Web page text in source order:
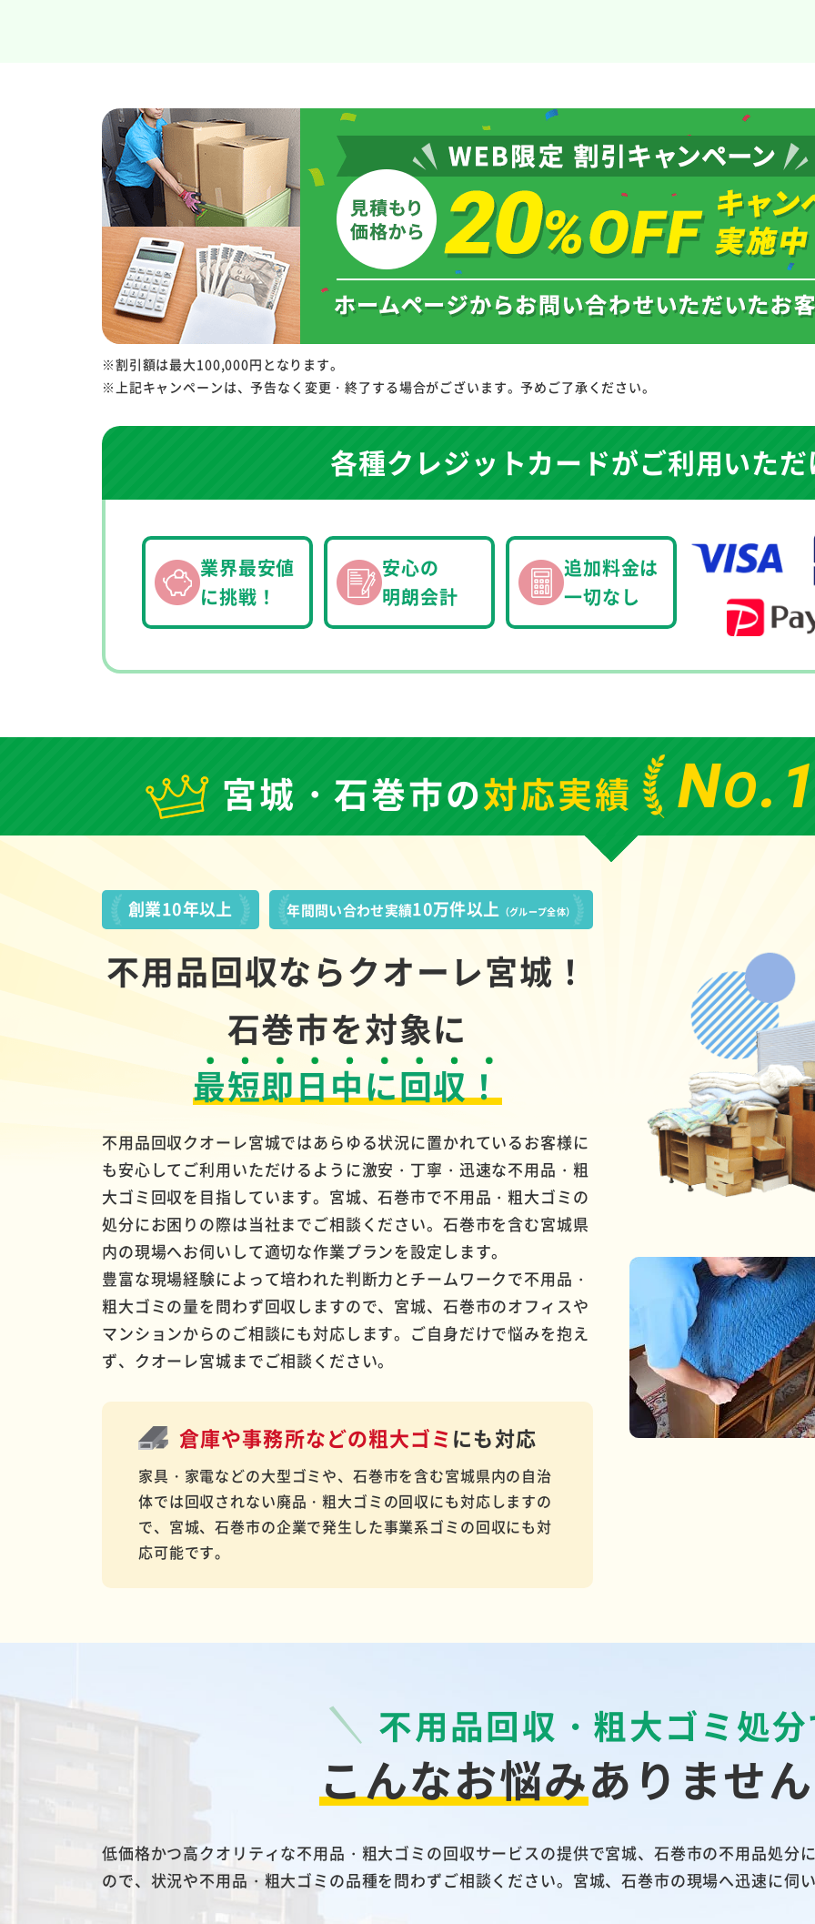
※割引額は最大100,000円となります。
※上記キャンペーンは、予告なく変更・終了する場合がございます。予めご了承ください。
各種クレジットカードがご利用いた
業界最安値
に挑戦！
安心の
明朗会計
追加料金は
一切なし
宮城・石巻市の対応実績 NO
創業10年以上 年間問い合わせ実績10万件以上 （グループ全体）
不用品回収ならクオーレ宮城！
石巻市を対象に
最短即日中に回収！
不用品回収クオーレ宮城ではあらゆる状況に置かれているお客様に
も安心してご利用いただけるように激安・丁寧・迅速な不用品・粗
大ゴミ回収を目指しています。宮城、石巻市で不用品・粗大ゴミの
処分にお困りの際は当社までご相談ください。石巻市を含む宮城県
内の現場へお伺いして適切な作業プランを設定します。
豊富な現場経験によって培われた判断力とチームワークで不用品・
粗大ゴミの量を問わず回収しますので、宮城、石巻市のオフィスや
マンションからのご相談にも対応します。ご自身だけで悩みを抱え
ず、クオーレ宮城までご相談ください。
倉庫や事務所などの粗大ゴミ にも対応
家具・家電などの大型ゴミや、石巻市を含む宮城県内の自治
体では回収されない廃品・粗大ゴミの回収にも対応しますの
で、宮城、石巻市の企業で発生した事業系ゴミの回収にも対
応可能です。
不用品回収・粗大ゴミ処
こんなお悩みありませ
低価格かつ高クオリティな不用品・粗大ゴミの回収サービスの提供で宮城、石巻市の不用品処分
ので、状況や不用品・粗大ゴミの品種を問わずご相談ください。宮城、石巻市の現場へ迅速に伺